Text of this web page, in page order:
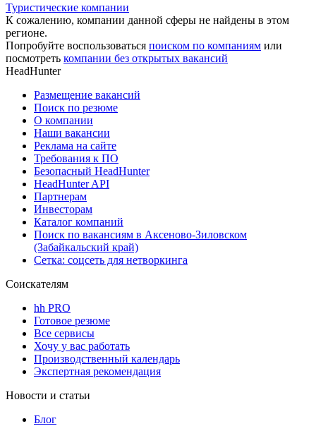
Туристические компании
К сожалению, компании данной сферы не найдены в этом
регионе.
Попробуйте воспользоваться поиском по компаниям или
посмотреть компании без открытых вакансий
HeadHunter
Размещение вакансий
Поиск по резюме
О компании
Наши вакансии
Реклама на сайте
Требования к ПО
Безопасный HeadHunter
HeadHunter API
Партнерам
Инвесторам
Каталог компаний
Поиск по вакансиям в Аксеново-Зиловском
(Забайкальский край)
Сетка: соцсеть для нетворкинга
Соискателям
hh PRO
Готовое резюме
Все сервисы
Хочу у вас работать
Производственный календарь
Экспертная рекомендация
Новости и статьи
Блог